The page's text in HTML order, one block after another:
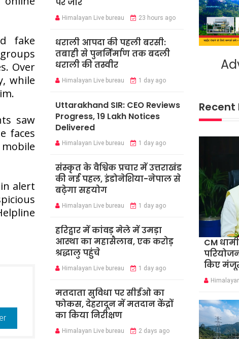
fake
Over
while
saw
faces
alert
Himalayan Live bureau 23 hours ago
धराली आपदा की पहली बरसी:
तबाही से पुनर्निर्माण तक बदली
धराली की तस्वीर
Himalayan Live bureau 1 day ago
Uttarakhand SIR: CEO Reviews
Progress, 19 Lakh Notices
Delivered
Himalayan Live bureau 1 day ago
संस्कृत के वैश्विक प्रचार में उत्तराखंड
की नई पहल, इंडोनेशिया-नेपाल से
बढ़ेगा सहयोग
Himalayan Live bureau 1 day ago
हरिद्वार में कांवड़ मेले में उमड़ा
आस्था का महासैलाब, एक करोड़
श्रद्धालु पहुंचे
Himalayan Live bureau 1 day ago
मतदाता सुविधा पर सीईओ का
फोकस, देहरादून में मतदान केंद्रों
का किया निरीक्षण
Himalayan Live bureau 2 days ago
Recent
CM
किए